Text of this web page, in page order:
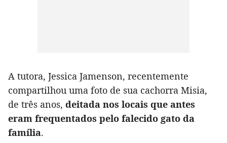
A tutora, Jessica Jamenson, recentemente
compartilhou uma foto de sua cachorra Misia,
de três anos, deitada nos locais que antes
eram frequentados pelo falecido gato da
família.